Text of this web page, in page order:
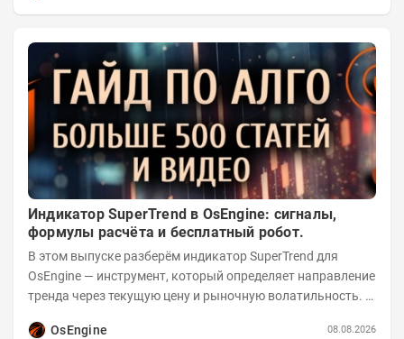
Индикатор SuperTrend в OsEngine: сигналы,
формулы расчёта и бесплатный робот.
В этом выпуске разберём индикатор SuperTrend для
OsEngine — инструмент, который определяет направление
тренда через текущую цену и рыночную волатильность. В
OsEngine
08.08.2026